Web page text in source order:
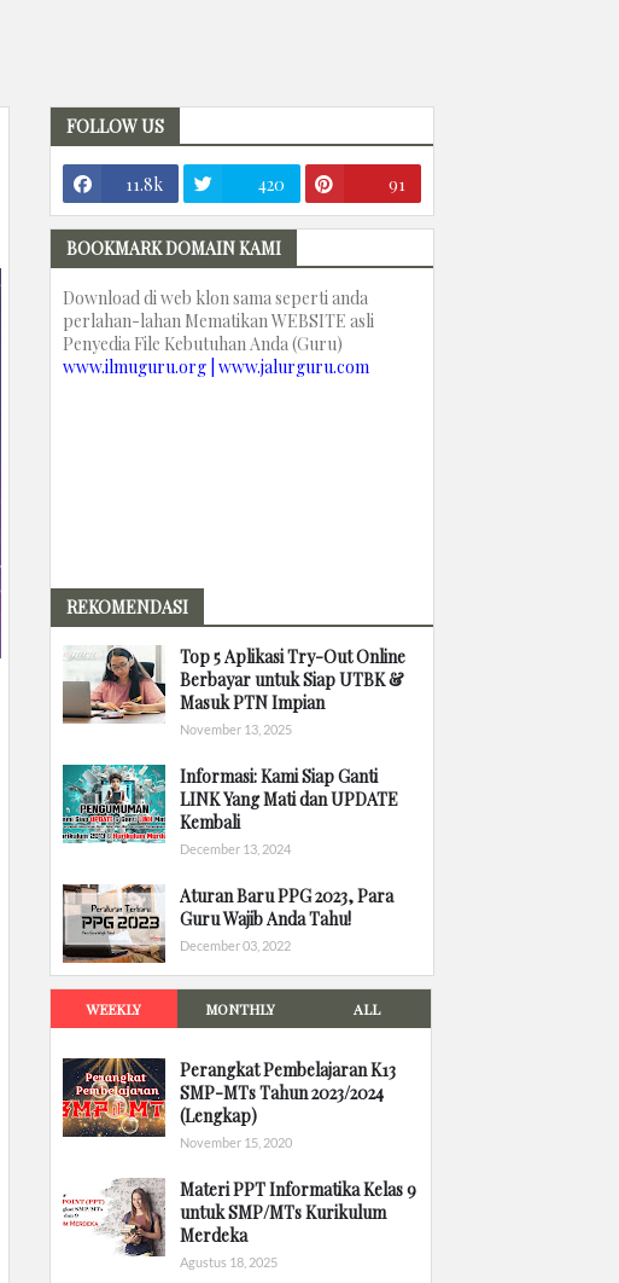
FOLLOW US
11.8k 420 91
BOOKMARK DOMAIN KAMI
Download di web klon sama seperti anda
perlahan-lahan Mematikan WEBSITE asli
Penyedia File Kebutuhan Anda (Guru)
www.ilmuguru.org | www.jalurguru.com
REKOMENDASI
Top 5 Aplikasi Try-Out Online
Berbayar untuk Siap UTBK &
Masuk PTN Impian
November 13, 2025
Informasi: Kami Siap Ganti
LINK Yang Mati dan UPDATE
Kembali
December 13, 2024
Aturan Baru PPG 2023, Para
Guru Wajib Anda Tahu!
December 03, 2022
WEEKLY MONTHLY ALL
Perangkat Pembelajaran K13
SMP-MTs Tahun 2023/2024
(Lengkap)
November 15, 2020
Materi PPT Informatika Kelas 9
untuk SMP/MTs Kurikulum
Merdeka
Agustus 18, 2025